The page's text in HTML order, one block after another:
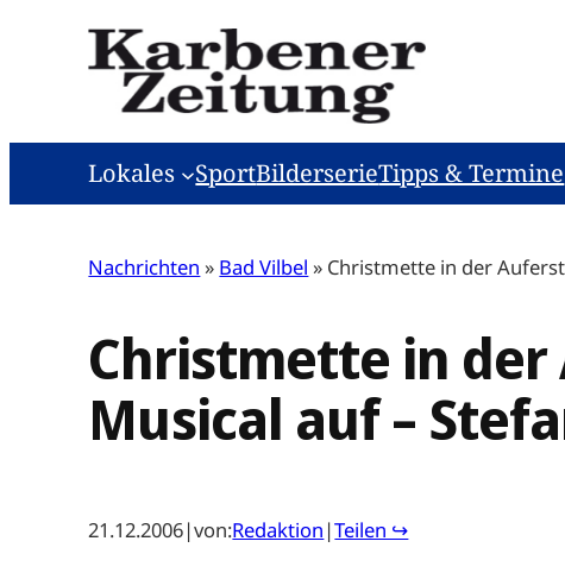
Lokales SportBilderserieTipps & Termine
Nachrichten » Bad Vilbel » Christmette in der
Christmette in
Musical auf –
21.12.2006|von:Redaktion |Teilen ↪